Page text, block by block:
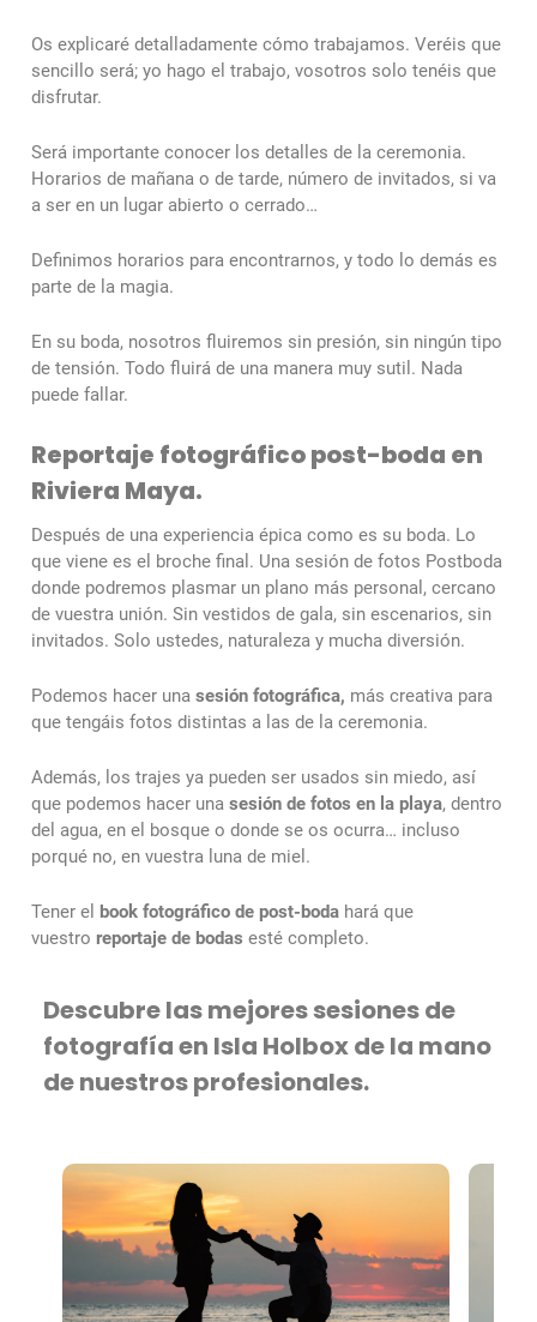
Os explicaré detalladamente cómo trabajamos. Veréis que
sencillo será; yo hago el trabajo, vosotros solo tenéis que
disfrutar.
Será importante conocer los detalles de la ceremonia.
Horarios de mañana o de tarde, número de invitados, si va
a ser en un lugar abierto o cerrado…
Definimos horarios para encontrarnos, y todo lo demás es
parte de la magia.
En su boda, nosotros fluiremos sin presión, sin ningún tipo
de tensión. Todo fluirá de una manera muy sutil. Nada
puede fallar.
Reportaje fotográfico post-boda en
Riviera Maya.
Después de una experiencia épica como es su boda. Lo
que viene es el broche final. Una sesión de fotos Postboda
donde podremos plasmar un plano más personal, cercano
de vuestra unión. Sin vestidos de gala, sin escenarios, sin
invitados. Solo ustedes, naturaleza y mucha diversión.
Podemos hacer una sesión fotográfica, más creativa para
que tengáis fotos distintas a las de la ceremonia.
Además, los trajes ya pueden ser usados sin miedo, así
que podemos hacer una sesión de fotos en la playa, dentro
del agua, en el bosque o donde se os ocurra… incluso
porqué no, en vuestra luna de miel.
Tener el book fotográfico de post-boda hará que
vuestro reportaje de bodas esté completo.
Descubre las mejores sesiones de
fotografía en Isla Holbox de la mano
de nuestros profesionales.